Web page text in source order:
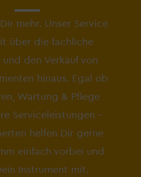
mehr. Unser Service
über die fachliche
und den Verkauf von
hinaus. Egal ob
Wartung & Pflege
Serviceleistungen –
helfen Dir gerne
einfach vorbei und
Instrument mit.